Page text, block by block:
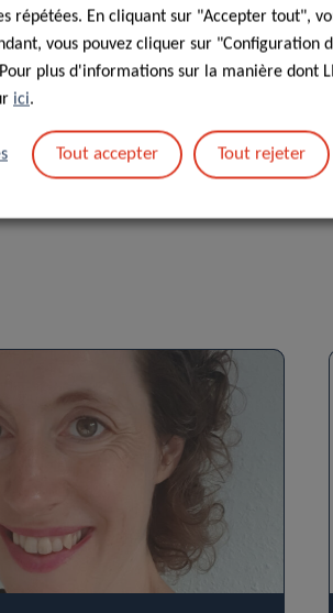
personnelles dans le cadre de la
répétées. En cliquant sur "Accepter tout",
vous pouvez cliquer sur "Configuration
plus d'informations sur la manière dont
ici.
Tout accepter Tout rejeter